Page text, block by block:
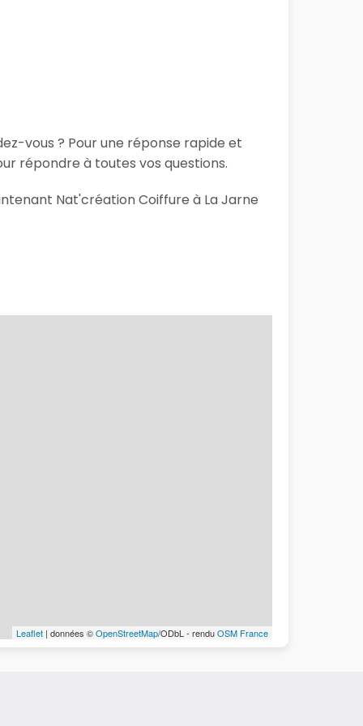
vous ? Pour une réponse rapide et
répondre à toutes vos questions.
Nat'création Coiffure à La Jarne
Leaflet | données ©OpenStreetMap/ODbL - renduOSM France